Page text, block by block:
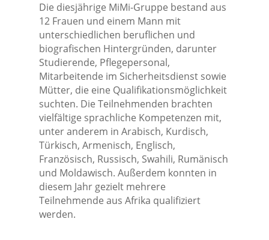
Die diesjährige MiMi-Gruppe bestand aus
12 Frauen und einem Mann mit
unterschiedlichen beruflichen und
biografischen Hintergründen, darunter
Studierende, Pflegepersonal,
Mitarbeitende im Sicherheitsdienst sowie
Mütter, die eine Qualifikationsmöglichkeit
suchten. Die Teilnehmenden brachten
vielfältige sprachliche Kompetenzen mit,
unter anderem in Arabisch, Kurdisch,
Türkisch, Armenisch, Englisch,
Französisch, Russisch, Swahili, Rumänisch
und Moldawisch. Außerdem konnten in
diesem Jahr gezielt mehrere
Teilnehmende aus Afrika qualifiziert
werden.